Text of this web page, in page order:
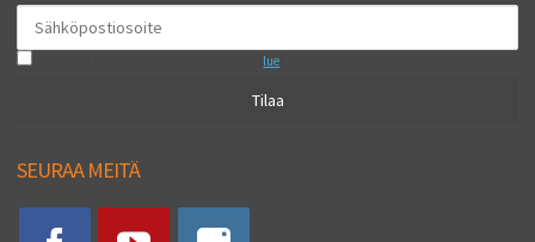
lue
Tilaa
SEURAA MEITÄ